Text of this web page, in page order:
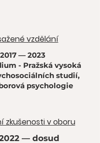
vzdělání
2017 — 2023
- Pražská vysoká
studií,
psychologie
zkušenosti v oboru
— dosud